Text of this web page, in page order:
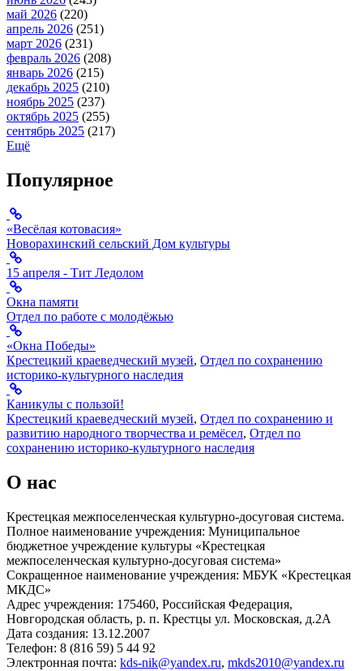
май 2026 (220)
апрель 2026 (251)
март 2026 (231)
февраль 2026 (208)
январь 2026 (215)
декабрь 2025 (210)
ноябрь 2025 (237)
октябрь 2025 (255)
сентябрь 2025 (217)
Ещё
Популярное
«Весёлая котовасия»
Новорахинский сельский Дом культуры
15 апреля - Тит Ледолом
Окна памяти
Отдел по работе с молодёжью
«Окна Победы»
Крестецкий краеведческий музей, Отдел по сохранению
историко-культурного наследия
Каникулы с пользой!
Крестецкий краеведческий музей, Отдел по сохранению и
развитию народного творчества и ремёсел, Отдел по
сохранению историко-культурного наследия
О нас
Крестецкая межпоселенческая культурно-досуговая система.
Полное наименование учреждения: Муниципальное
бюджетное учреждение культуры «Крестецкая
межпоселенческая культурно-досуговая система»
Сокращенное наименование учреждения: МБУК «Крестецкая
МКДС»
Адрес учреждения: 175460, Российская Федерация,
Новгородская область, р. п. Крестцы ул. Московская, д.2А
Дата создания: 13.12.2007
Телефон: 8 (816 59) 5 44 92
Электронная почта: kds-nik@yandex.ru, mkds2010@yandex.ru